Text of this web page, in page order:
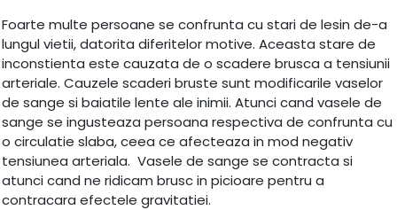
Foarte multe persoane se confrunta cu stari de lesin de-a
lungul vietii, datorita diferitelor motive. Aceasta stare de
inconstienta este cauzata de o scadere brusca a tensiunii
arteriale. Cauzele scaderi bruste sunt modificarile vaselor
de sange si baiatile lente ale inimii. Atunci cand vasele de
sange se ingusteaza persoana respectiva de confrunta cu
o circulatie slaba, ceea ce afecteaza in mod negativ
tensiunea arteriala. Vasele de sange se contracta si
atunci cand ne ridicam brusc in picioare pentru a
contracara efectele gravitatiei.